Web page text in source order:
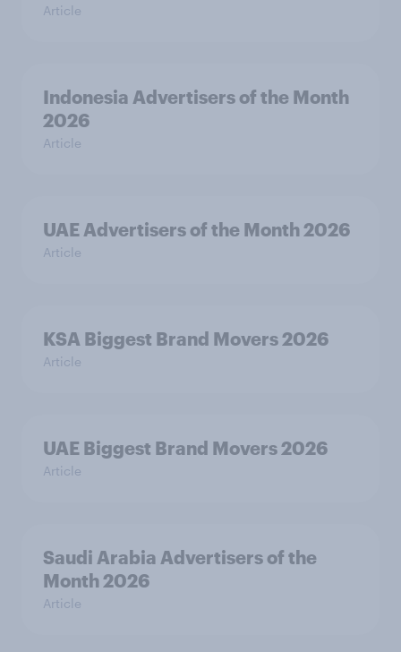
Article
Indonesia Advertisers of the Month
2026
Article
UAE Advertisers of the Month 2026
Article
KSA Biggest Brand Movers 2026
Article
UAE Biggest Brand Movers 2026
Article
Saudi Arabia Advertisers of the
Month 2026
Article